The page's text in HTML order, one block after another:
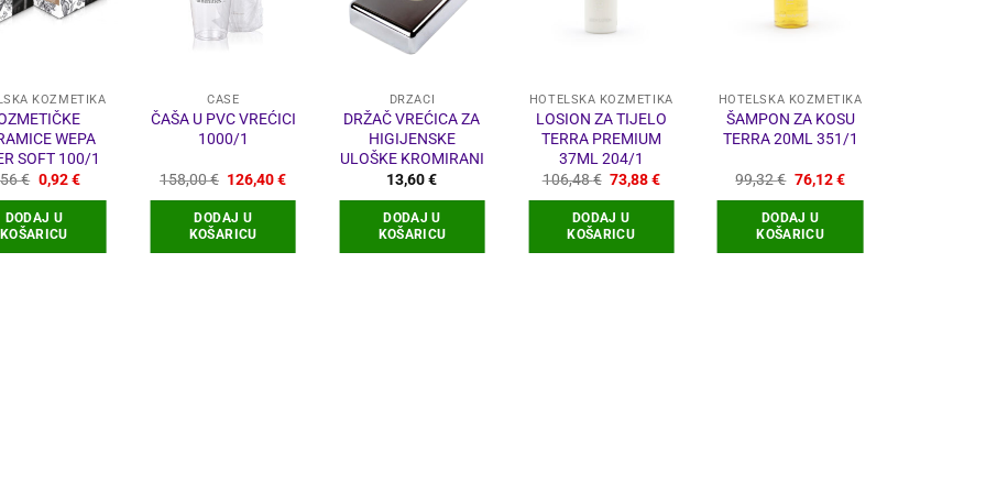
KOZMETIKA
WEPA
SOFT 100/1
€ Izvorna
bila
je:
1,56 €.
0,92€Trenutna
DODAJ U
KOŠARICU
ČAŠE
ČAŠA U PVC VREĆICI
1000/1
158,00€ Izvorna
bila
je:
158,00 €.
126,40€Trenutna
DODAJ U
KOŠARICU
DRŽAČI
DRŽAČ VREĆICA ZA
HIGIJENSKE
ULOŠKE KROMIRANI
13,60€
DODAJ U
KOŠARICU
HOTELSKA KOZMETIKA
LOSION ZA TIJELO
TERRA PREMIUM
37ML 204/1
106,48€ Izvorna
bila
je:
106,48 €.
73,88€Trenutna
DODAJ U
KOŠARICU
HOTELSKA KOZMETIKA
ŠAMPON ZA KOSU
TERRA 20ML 351/1
99,32€ Izvorna
bila
je:
99,32 €.
76,12€Trenutna
DODAJ U
KOŠARICU